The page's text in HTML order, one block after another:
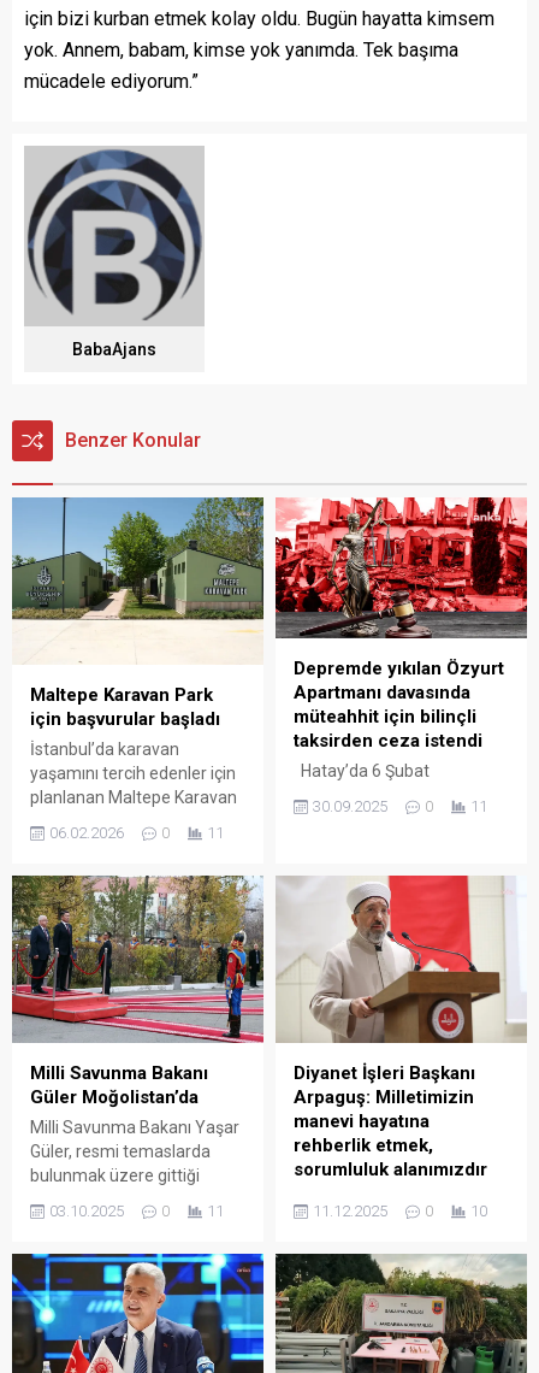
için bizi kurban etmek kolay oldu. Bugün hayatta kimsem
yok. Annem, babam, kimse yok yanımda. Tek başıma
mücadele ediyorum.”
BabaAjans
Benzer Konular
Maltepe Karavan Park
için başvurular başladı
İstanbul’da karavan
yaşamını tercih edenler için
planlanan Maltepe Karavan
açılmaya hazırlanıyor.
Belediyesi’nin tesis yönetimi
alanında hizmet veren
iştiraki Boğaziçi Yönetim AŞ
tarafından yönetilecek
Karavan Park’ta, Şubat 2027
sonuna kadar geçerli olacak
1 yıllık konaklamalar için
başvuru süreci başladı.
İstanbul; tarihi, kültürel
yapısı ve çok...
06.02.2026 0 11
Depremde yıkılan Özyurt
Apartmanı davasında
müteahhit için bilinçli
taksirden ceza istendi
Hatay’da 6 Şubat
Özyurt Apartmanı’na ilişkin
taksirle ölüme neden olma”
suçundan 22,5 yıla kadar
hapisle cezalandırılmasını
talep etti. Müşteki avukatları
sanığın “olası kast”la
yargılanması gerektiğini
savunarak, “Adaletin
yalnızca eksiksiz bir
hesaplaşma ile
sağlanabileceğini bir kez
daha hatırlatıyor; hem kamu
görevlilerinin hem...
30.09.2025 0 11
Milli Savunma Bakanı
Güler Moğolistan’da
Milli Savunma Bakanı Yaşar
Güler, resmi temaslarda
bulunmak üzere gittiği
Moğolistan’da, Moğolistan
Savunma Bakanı Damba
Savunma Bakanı Yaşar
Güler, resmi temaslarda
bulunmak üzere
Moğolistan’da gitti.
Bakanlığın resmi X
03.10.2025 0 11
Diyanet İşleri Başkanı
Arpaguş: Milletimizin
manevi hayatına
rehberlik etmek,
sorumluluk alanımızdır
Diyanet İşleri Başkanı Safi
Arpaguş, “Gençlik
hastanelerde,
huzurevlerinde,
cezaevlerinde, üniversite
yurtlarında ve daha pek çok
alanda hizmet üretmek ve
11.12.2025 0 10